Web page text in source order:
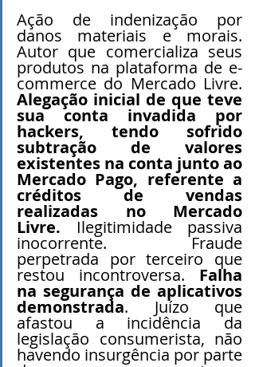
Ação de indenização por
danos materiais e morais.
Autor que comercializa seus
produtos na plataforma de e-
Alegação inicial de que teve
sua conta invadida por
hackers, tendo sofrido
subtração de valores
existentes na conta junto ao
Mercado Pago, referente a
créditos de vendas
realizadas no Mercado
Livre. Ilegitimidade passiva
inocorrente. Fraude
perpetrada por terceiro que
restou incontroversa. Falha
na segurança de aplicativos
demonstrada. Juízo que
afastou a incidência da
legislação consumerista, não
havendo insurgência por parte